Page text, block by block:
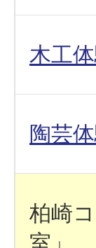
木工
陶芸
柏崎
室」